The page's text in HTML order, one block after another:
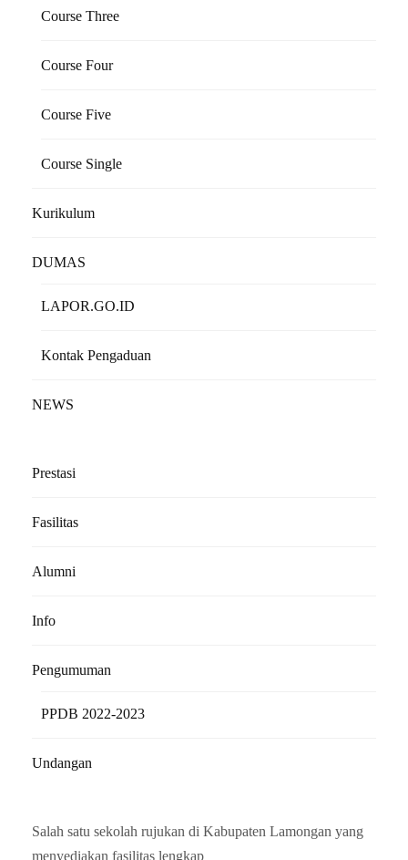
Course Three
Course Four
Course Five
Course Single
Kurikulum
DUMAS
LAPOR.GO.ID
Kontak Pengaduan
NEWS
Prestasi
Fasilitas
Alumni
Info
Pengumuman
PPDB 2022-2023
Undangan
Salah satu sekolah rujukan di Kabupaten Lamongan yang
menyediakan fasilitas lengkap